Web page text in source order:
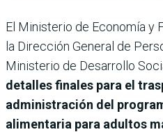
El Ministerio de Economía y
la Dirección General de
Ministerio de Desarrollo
detalles finales para el
administración del
alimentaria para adultos